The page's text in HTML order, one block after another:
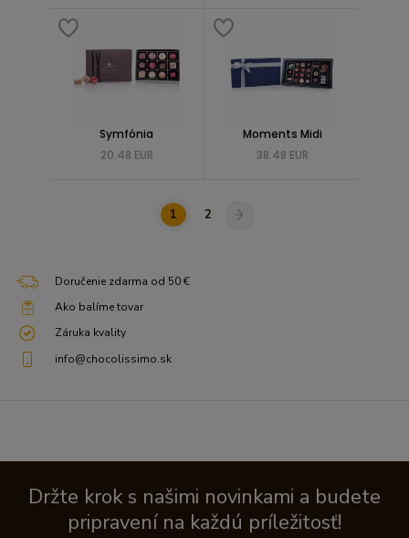
Symfónia
20.48 EUR
Moments Midi
38.48 EUR
1 2
Doručenie zdarma od 50 €
Ako balíme tovar
Záruka kvality
info@chocolissimo.sk
Držte krok s našimi novinkami a budete
pripravení na každú príležitosť!